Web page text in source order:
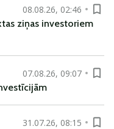
08.08.26, 02:46
ziņas investoriem
07.08.26, 09:07
31.07.26, 08:15